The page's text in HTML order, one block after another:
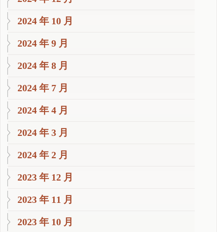
2024 年 10 月
2024 年 9 月
2024 年 8 月
2024 年 7 月
2024 年 4 月
2024 年 3 月
2024 年 2 月
2023 年 12 月
2023 年 11 月
2023 年 10 月